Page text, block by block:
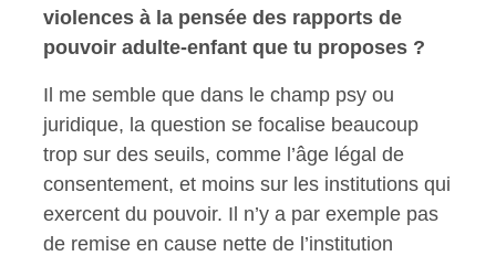
violences à la pensée des rapports de
pouvoir adulte-enfant que tu proposes ?
Il me semble que dans le champ psy ou
juridique, la question se focalise beaucoup
trop sur des seuils, comme l’âge légal de
consentement, et moins sur les institutions qui
exercent du pouvoir. Il n’y a par exemple pas
de remise en cause nette de l’institution